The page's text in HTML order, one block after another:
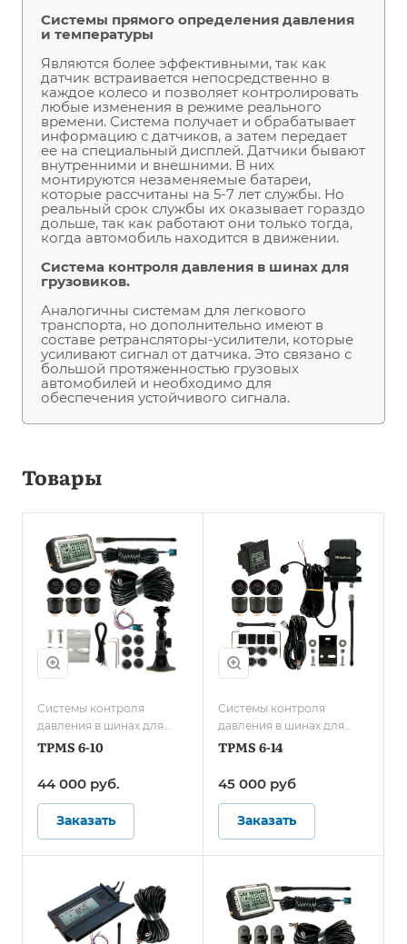
Системы прямого определения давления
и температуры
Являются более эффективными, так как
датчик встраивается непосредственно в
каждое колесо и позволяет контролировать
любые изменения в режиме реального
времени. Система получает и обрабатывает
информацию с датчиков, а затем передает
ее на специальный дисплей. Датчики бывают
внутренними и внешними. В них
монтируются незаменяемые батареи,
которые рассчитаны на 5-7 лет службы. Но
реальный срок службы их оказывает гораздо
дольше, так как работают они только тогда,
когда автомобиль находится в движении.
Система контроля давления в шинах для
грузовиков.
Аналогичны системам для легкового
транспорта, но дополнительно имеют в
составе ретрансляторы-усилители, которые
усиливают сигнал от датчика. Это связано с
большой протяженностью грузовых
автомобилей и необходимо для
обеспечения устойчивого сигнала.
Товары
Системы контроля
давления в шинах для
грузового транспорта/
давления в шинах для
автобусов
TPMS 6-10
44 000 руб.
Заказать
Системы контроля
давления в шинах для
автобусов
TPMS 6-14
45 000 руб
Заказать